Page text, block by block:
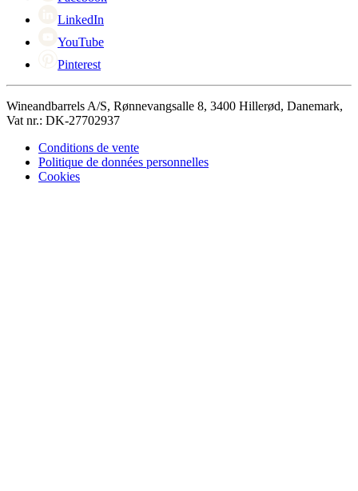
LinkedIn
YouTube
Pinterest
Wineandbarrels A/S, Rønnevangsalle 8, 3400 Hillerød, Danemark,
Vat nr.: DK-27702937
Conditions de vente
Politique de données personnelles
Cookies